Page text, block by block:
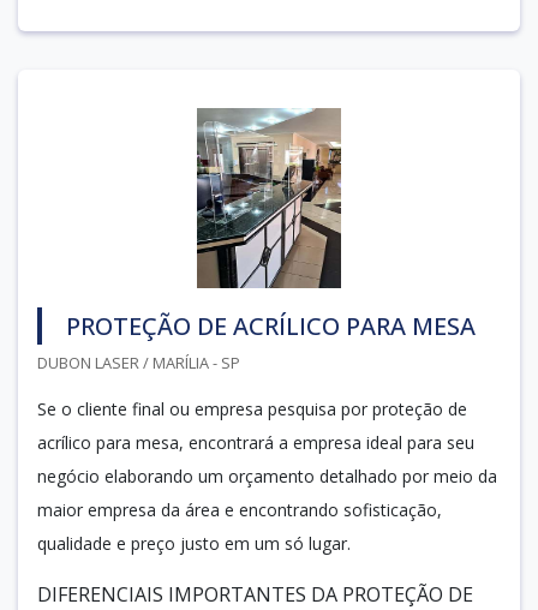
PROTEÇÃO DE ACRÍLICO PARA MESA
DUBON LASER / MARÍLIA - SP
Se o cliente final ou empresa pesquisa por proteção de
acrílico para mesa, encontrará a empresa ideal para seu
negócio elaborando um orçamento detalhado por meio da
maior empresa da área e encontrando sofisticação,
qualidade e preço justo em um só lugar.
DIFERENCIAIS IMPORTANTES DA PROTEÇÃO DE